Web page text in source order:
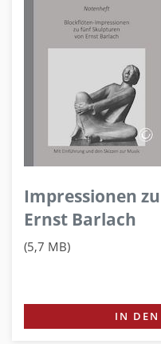
Impressionen
Ernst Barlach
(5,7 MB)
IN DEN